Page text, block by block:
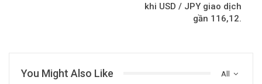
khi USD / JPY giao dịch
gần 116,12.
All
You Might Also Like